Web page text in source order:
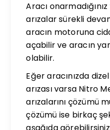
Aracı
arızalar sürekli
aracın motoruna
açabilir ve aracın
olabilir.
Eğer aracınızda
arızası varsa Nitro
arızalarını çözümü
çözümü ise birkaç